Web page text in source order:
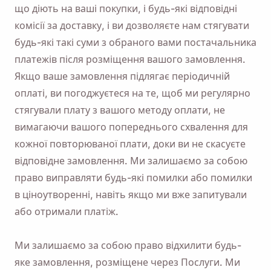
що діють на ваші покупки, і будь-які відповідні
комісії за доставку, і ви дозволяєте нам стягувати
будь-які такі суми з обраного вами постачальника
платежів після розміщення вашого замовлення.
Якщо ваше замовлення підлягає періодичній
оплаті, ви погоджуєтеся на те, щоб ми регулярно
стягували плату з вашого методу оплати, не
вимагаючи вашого попереднього схвалення для
кожної повторюваної плати, доки ви не скасуєте
відповідне замовлення. Ми залишаємо за собою
право виправляти будь-які помилки або помилки
в ціноутворенні, навіть якщо ми вже запитували
або отримали платіж.
Ми залишаємо за собою право відхилити будь-
яке замовлення, розміщене через Послуги. Ми